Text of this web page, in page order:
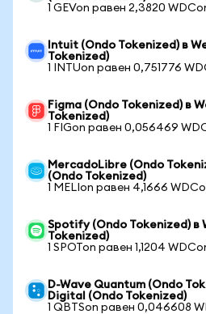
1 GEVon равен 2,3820
Intuit (Ondo Tokenized) в
Tokenized)
1 INTUon равен 0,751776
Figma (Ondo Tokenized) в
Tokenized)
1 FIGon равен 0,056469
MercadoLibre (Ondo
(Ondo Tokenized)
1 MELIon равен 4,1666
Spotify (Ondo Tokenized) в
Tokenized)
1 SPOTon равен 1,1204
D-Wave Quantum (Ondo
Digital (Ondo Tokenized)
1 QBTSon равен 0,046608